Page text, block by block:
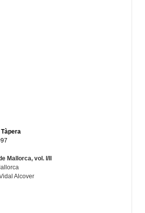
Tàpera
Mallorca, vol. I/II
Alcover